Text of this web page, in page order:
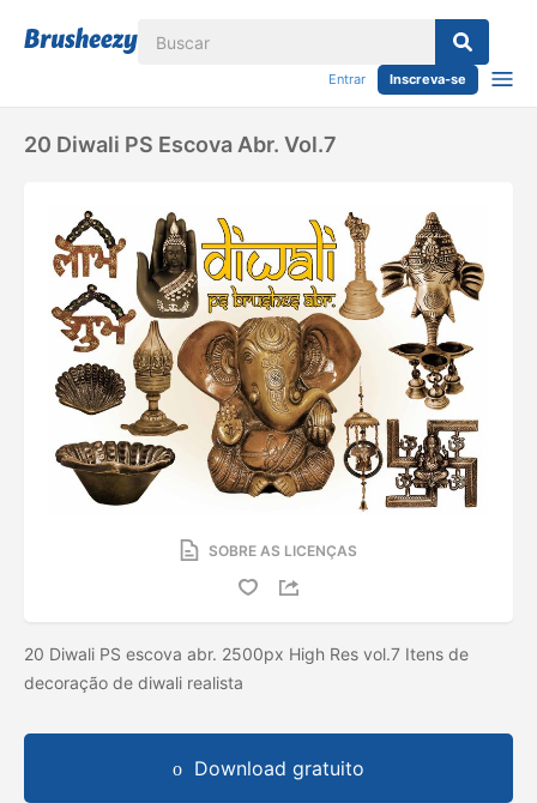
Entrar Inscreva-se
20 Diwali PS Escova Abr. Vol.7
SOBRE AS LICENÇAS
20 Diwali PS escova abr. 2500px High Res vol.7 Itens de
decoração de diwali realista
Download gratuito